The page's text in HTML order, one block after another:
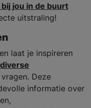
jou in de buurt
uitstraling!
laat je inspireren
Deze
informatie over